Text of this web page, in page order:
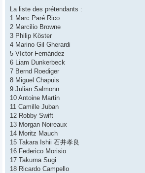
La liste des prétendants :
1 Marc Paré Rico
2 Marcilio Browne
3 Philip Köster
4 Marino Gil Gherardi
5 Víctor Fernández
6 Liam Dunkerbeck
7 Bernd Roediger
8 Miguel Chapuis
9 Julian Salmonn
10 Antoine Martin
11 Camille Juban
12 Robby Swift
13 Morgan Noireaux
14 Moritz Mauch
15 Takara Ishii 石井孝良
16 Federico Morisio
17 Takuma Sugi
18 Ricardo Campello